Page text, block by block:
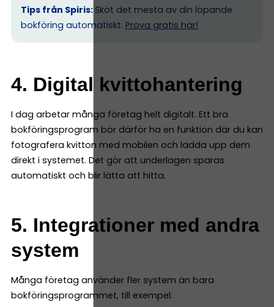
Tips från Spiris: Sköt det mesta av din löpande
bokföring automatiskt. Prova gratis här!
4. Digital kvittohantering
I dag arbetar många företag helt digitalt. Ett bra
bokföringsprogram bör därför ha en funktion där du kan
fotografera kvitton med mobilen och ladda upp dem
direkt i systemet. Det gör att underlagen sparas
automatiskt och blir lätta att hitta.
5. Integrationer med andra
system
Många företag använder fler system än bara
bokföringsprogrammet, till exempel: